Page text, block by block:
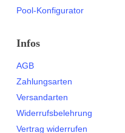
Pool-Konfigurator
Infos
AGB
Zahlungsarten
Versandarten
Widerrufsbelehrung
Vertrag widerrufen